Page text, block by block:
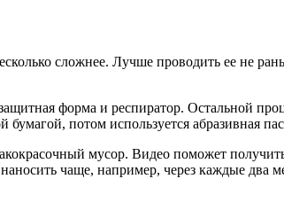
сложнее. Лучше проводить ее не
форма и респиратор. Остальной
потом используется абразивная
мусор. Видео поможет
чаще, например, через каждые два